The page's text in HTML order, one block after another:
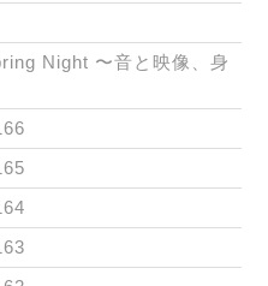
Night 〜音と映像、身